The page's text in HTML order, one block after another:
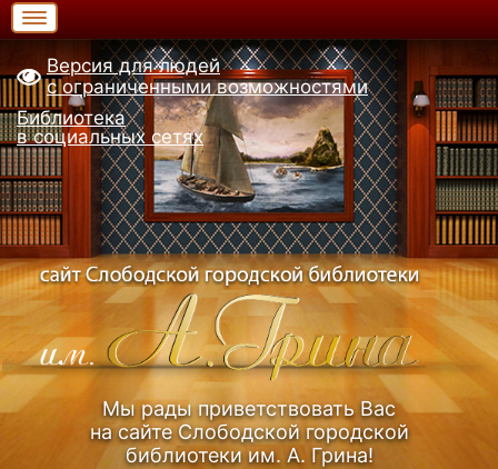
Версия для людей
с ограниченными возможностями
Библиотека
в социальных сетях
Мы рады приветствовать Вас
на сайте Слободской городской
библиотеки им. А. Грина!